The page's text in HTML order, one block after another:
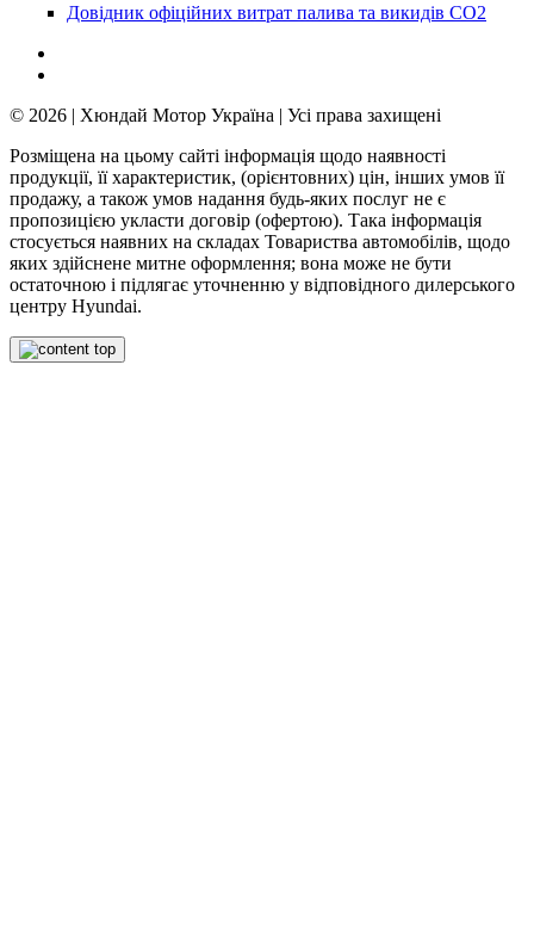
Довідник офіційних витрат палива та викидів СО2
© 2026 | Хюндай Мотор Україна | Усі права захищені
Розміщена на цьому сайті інформація щодо наявності
продукції, її характеристик, (орієнтовних) цін, інших умов її
продажу, а також умов надання будь-яких послуг не є
пропозицією укласти договір (офертою). Така інформація
стосується наявних на складах Товариства автомобілів, щодо
яких здійснене митне оформлення; вона може не бути
остаточною і підлягає уточненню у відповідного дилерського
центру Hyundai.